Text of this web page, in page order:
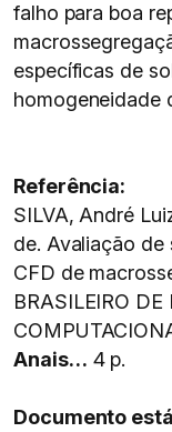
falho para boa
específicas de
homogeneidade
Referência:
SILVA, André
de. Avaliação de
CFD de
BRASILEIRO
Anais… 4 p.
Documento